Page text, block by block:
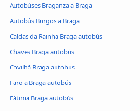
Autobúses Braganza a Braga
Autobús Burgos a Braga
Caldas da Rainha Braga autobús
Chaves Braga autobús
Covilhã Braga autobús
Faro a Braga autobús
Fátima Braga autobús